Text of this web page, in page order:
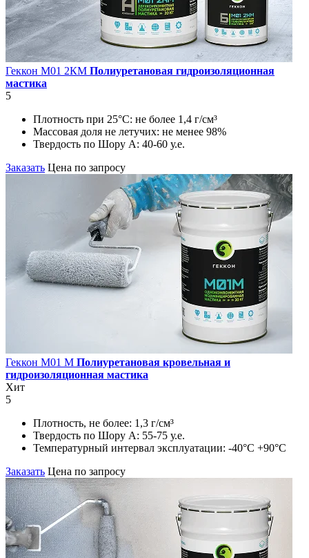
Геккон М01 2КМ Полиуретановая гидроизоляционная
мастика
5
Плотность при 25°С: не более 1,4 г/см³
Массовая доля не летучих: не менее 98%
Твердость по Шору А: 40-60 у.е.
Заказать Цена по запросу
Геккон М01 М Полиуретановая кровельная и
гидроизоляционная мастика
Хит
5
Плотность, не более: 1,3 г/см³
Твердость по Шору А: 55-75 у.е.
Температурный интервал эксплуатации: -40°С +90°С
Заказать Цена по запросу